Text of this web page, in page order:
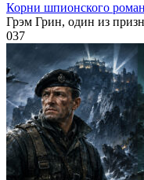
Корни шпионского
Грэм Грин, один из
037